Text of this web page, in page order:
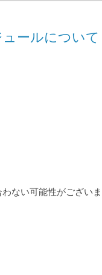
ールについて
ない可能性がございま